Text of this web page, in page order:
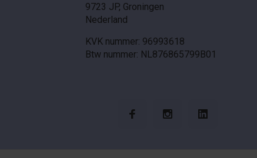
9723 JP, Groningen
Nederland
KVK nummer: 96993618
Btw nummer: NL876865799B01